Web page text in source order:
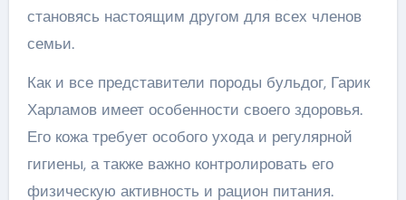
становясь настоящим другом для всех членов
семьи.
Как и все представители породы бульдог, Гарик
Харламов имеет особенности своего здоровья.
Его кожа требует особого ухода и регулярной
гигиены, а также важно контролировать его
физическую активность и рацион питания.